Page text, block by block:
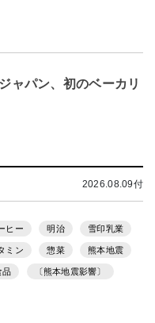
ャパン、初のベーカリ
2026.08.09付
ヒー 明治 雪印乳業
ミン 惣菜 熊本地震
品 〔熊本地震影響〕